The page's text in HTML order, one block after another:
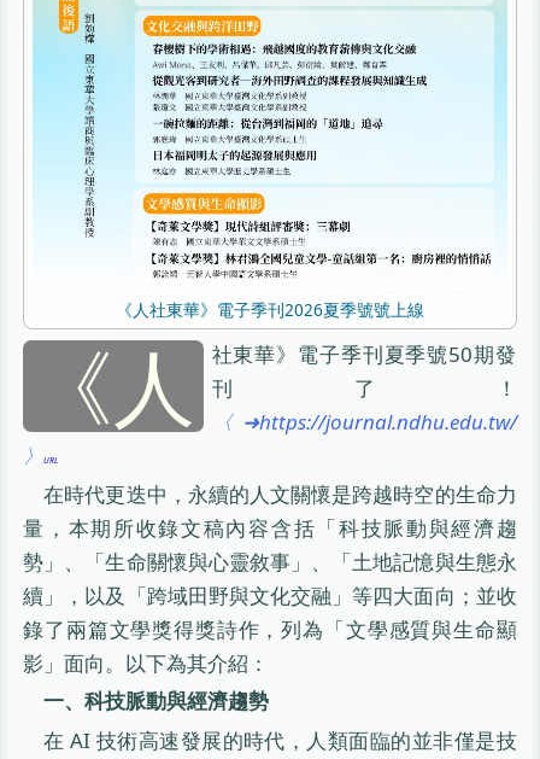
《人社東華》電子季刊2026夏季號號上線
《人
社東華》電子季刊夏季號50期發
刊了！
〈➜https://journal.ndhu.edu.tw/
〉
在時代更迭中，永續的人文關懷是跨越時空的生命力
量，本期所收錄文稿內容含括「科技脈動與經濟趨
勢」、「生命關懷與心靈敘事」、「土地記憶與生態永
續」，以及「跨域田野與文化交融」等四大面向；並收
錄了兩篇文學獎得獎詩作，列為「文學感質與生命顯
影」面向。以下為其介紹：
一、科技脈動與經濟趨勢
在 AI 技術高速發展的時代，人類面臨的並非僅是技